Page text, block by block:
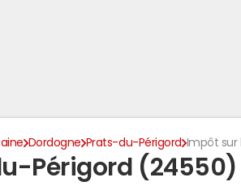
Dordogne Prats-du-Périgord Impôt sur
Périgord (24550)